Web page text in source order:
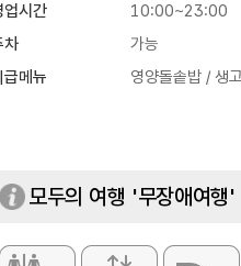
업시간
10:00~23:00
차
가능
급메뉴
영양돌솥밥 / 생
모두의 여행 '무장애여행'